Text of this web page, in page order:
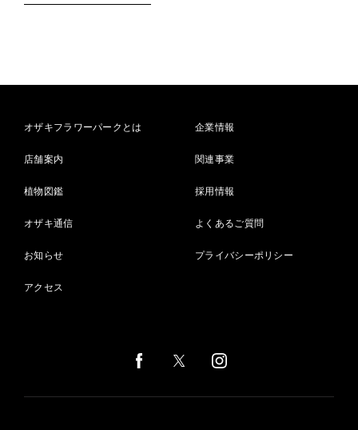
オザキフラワーパークとは
店舗案内
植物図鑑
オザキ通信
お知らせ
アクセス
企業情報
関連事業
採用情報
よくあるご質問
プライバシーポリシー